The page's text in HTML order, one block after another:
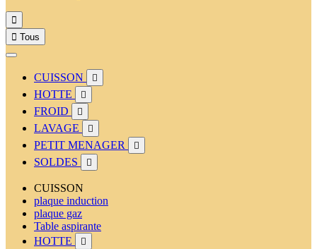

 Tous
CUISSON 
HOTTE 
FROID 
LAVAGE 
PETIT MENAGER 
SOLDES 
CUISSON
plaque induction
plaque gaz
Table aspirante
HOTTE
